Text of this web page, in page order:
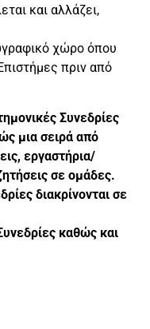
και αλλάζει,
χώρο όπου
πριν από
Συνεδρίες
μια σειρά από
εργαστήρια/
σε ομάδες.
διακρίνονται σε
καθώς και